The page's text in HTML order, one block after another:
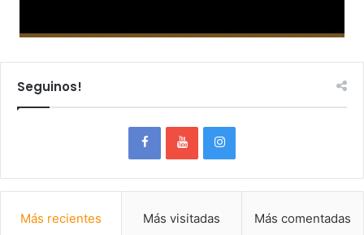
Seguinos!
Más recientes Más visitadas Más comentadas